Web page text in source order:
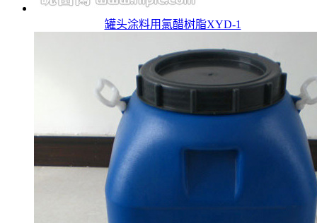
罐头涂料用氯醋树脂XYD-1